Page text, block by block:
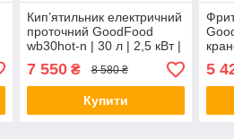
Кип’ятильник електричний
проточний GoodFood
wb30hot-n | 30 л | 2,5 кВт |
220В
7 550₴ 8 580 ₴
Купити
220
5